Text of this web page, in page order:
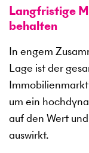
Langfristige
behalten
In engem
Lage ist der
um ein
auf den Wert
auswirkt.